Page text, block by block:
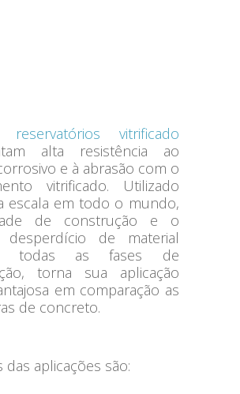
reservatórios vitrificado
alta resistência ao
e à abrasão com o
vitrificado. Utilizado
escala em todo o mundo,
de construção e o
desperdício de material
todas as fases de
torna sua aplicação
em comparação as
de concreto.
das aplicações são: